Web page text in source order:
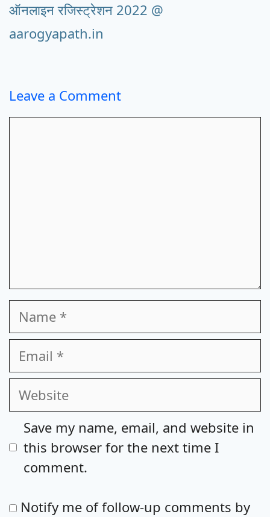
ऑनलाइन रजिस्ट्रेशन 2022 @
aarogyapath.in
Leave a Comment
Name
Email
Website
Save my name, email, and website in
this browser for the next time I
comment.
Notify me of follow-up comments by